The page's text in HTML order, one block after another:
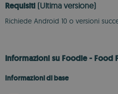
Requisiti (Ultima versione)
Richiede Android 10 o versioni
Informazioni su Foodie - Food
Informazioni di base